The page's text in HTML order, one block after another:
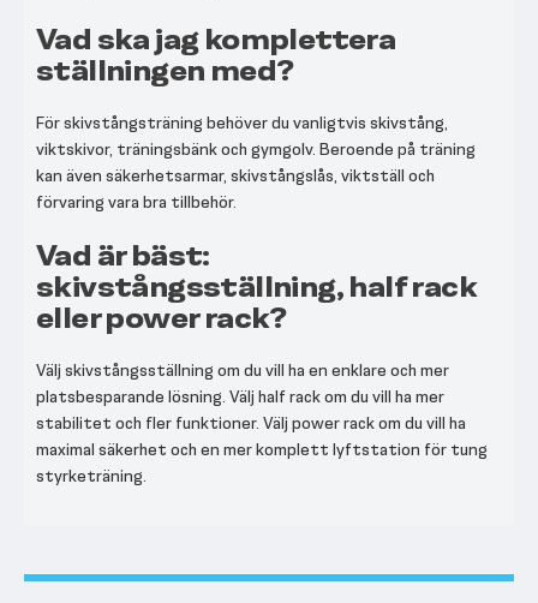
Vad ska jag komplettera
ställningen med?
För skivstångsträning behöver du vanligtvis skivstång,
viktskivor, träningsbänk och gymgolv. Beroende på träning
kan även säkerhetsarmar, skivstångslås, viktställ och
förvaring vara bra tillbehör.
Vad är bäst:
skivstångsställning, half rack
eller power rack?
Välj skivstångsställning om du vill ha en enklare och mer
platsbesparande lösning. Välj half rack om du vill ha mer
stabilitet och fler funktioner. Välj power rack om du vill ha
maximal säkerhet och en mer komplett lyftstation för tung
styrketräning.